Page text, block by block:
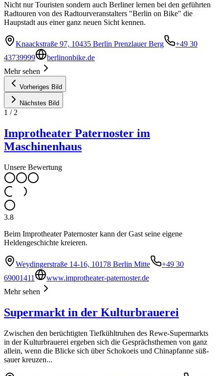
Nicht nur Touristen sondern auch Berliner lernen bei den geführten
Radtouren von des Radtourveranstalters "Berlin on Bike" die
Haupstadt aus einer ganz neuen Sicht kennen.
Knaackstraße 97, 10435 Berlin Prenzlauer Berg
+49 30
43739999
berlinonbike.de
Mehr sehen
Vorheriges Bild
Nächstes Bild
1 / 2
Improtheater Paternoster im
Maschinenhaus
Unsere Bewertung
3.8
Beim Improtheater Paternoster kann der Gast seine eigene
Heldengeschichte kreieren.
Weydingerstraße 14-16, 10178 Berlin Mitte
+49 30
69001411
www.improtheater-paternoster.de
Mehr sehen
Supermarkt in der Kulturbrauerei
Zwischen den berüchtigten Tiefkühltruhen des Rewe-Supermarkts
in der Kulturbrauerei ergeben sich die Gesprächsthemen von ganz
allein, wenn die Blicke sich über Schokoeis und Chinapfanne süß-
sauer kreuzen...